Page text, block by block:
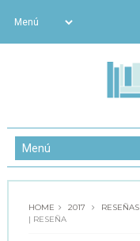
HOME 2017 RESEÑAS
| RESEÑA